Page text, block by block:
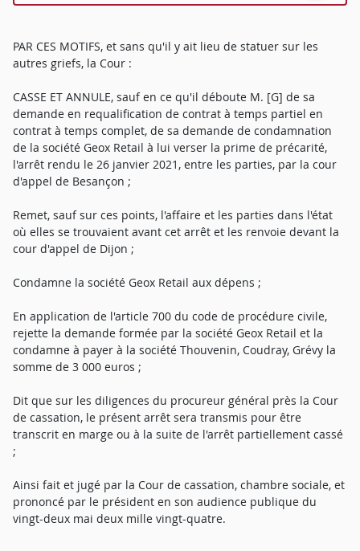
PAR CES MOTIFS, et sans qu'il y ait lieu de statuer sur les
autres griefs, la Cour :
CASSE ET ANNULE, sauf en ce qu'il déboute M. [G] de sa
demande en requalification de contrat à temps partiel en
contrat à temps complet, de sa demande de condamnation
de la société Geox Retail à lui verser la prime de précarité,
l'arrêt rendu le 26 janvier 2021, entre les parties, par la cour
d'appel de Besançon ;
Remet, sauf sur ces points, l'affaire et les parties dans l'état
où elles se trouvaient avant cet arrêt et les renvoie devant la
cour d'appel de Dijon ;
Condamne la société Geox Retail aux dépens ;
En application de l'article 700 du code de procédure civile,
rejette la demande formée par la société Geox Retail et la
condamne à payer à la société Thouvenin, Coudray, Grévy la
somme de 3 000 euros ;
Dit que sur les diligences du procureur général près la Cour
de cassation, le présent arrêt sera transmis pour être
transcrit en marge ou à la suite de l'arrêt partiellement cassé
;
Ainsi fait et jugé par la Cour de cassation, chambre sociale, et
prononcé par le président en son audience publique du
vingt-deux mai deux mille vingt-quatre.